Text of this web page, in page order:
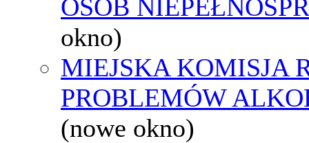
OSÓB
okno)
MIEJSKA KOMISJA
PROBLEMÓW
(nowe okno)